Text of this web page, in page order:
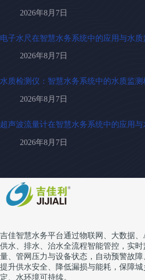
2026年8月7日
电子水尺在智慧水务系统中的应用与水
2026年8月7日
水质检测仪：智慧水务系统中的水质监测
2026年8月7日
超声波流量计在智慧水务系统中的应用与
2026年8月7日
吉佳智慧水务平台通过物联网、大数据
供水、排水、治水全流程智能管控，实
量、管网压力与设备状态，自动预警故障
提升供水安全、降低漏损与能耗，保障
定、水环境可持续。